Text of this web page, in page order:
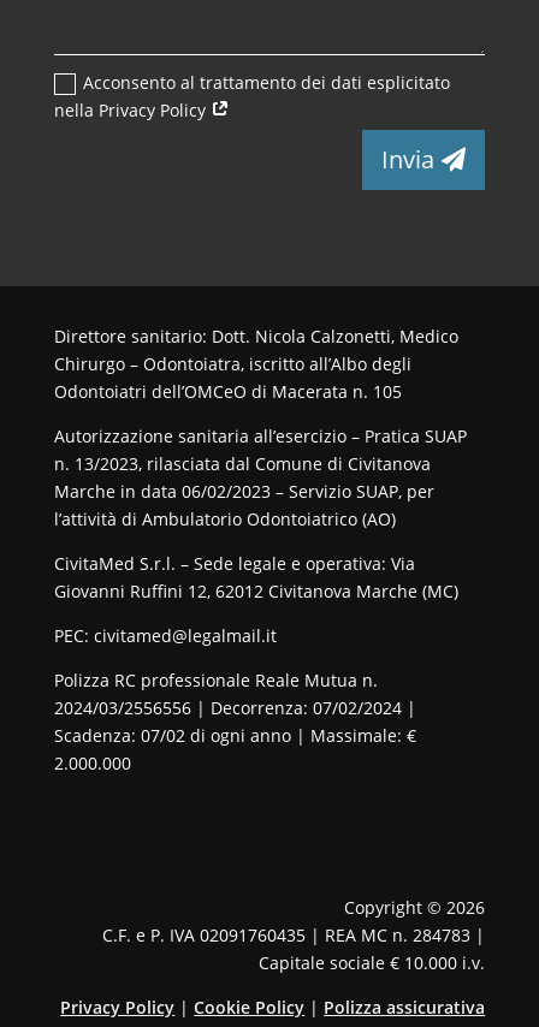
Acconsento al trattamento dei dati esplicitato
nella Privacy Policy
Invia
Direttore sanitario: Dott. Nicola Calzonetti, Medico
Chirurgo – Odontoiatra, iscritto all’Albo degli
Odontoiatri dell’OMCeO di Macerata n. 105
Autorizzazione sanitaria all’esercizio – Pratica SUAP
n. 13/2023, rilasciata dal Comune di Civitanova
Marche in data 06/02/2023 – Servizio SUAP, per
l’attività di Ambulatorio Odontoiatrico (AO)
CivitaMed S.r.l. – Sede legale e operativa: Via
Giovanni Ruffini 12, 62012 Civitanova Marche (MC)
PEC: civitamed@legalmail.it
Polizza RC professionale Reale Mutua n.
2024/03/2556556 | Decorrenza: 07/02/2024 |
Scadenza: 07/02 di ogni anno | Massimale: €
2.000.000
Copyright © 2026
C.F. e P. IVA 02091760435 | REA MC n. 284783 |
Capitale sociale € 10.000 i.v.
Privacy Policy | Cookie Policy | Polizza assicurativa